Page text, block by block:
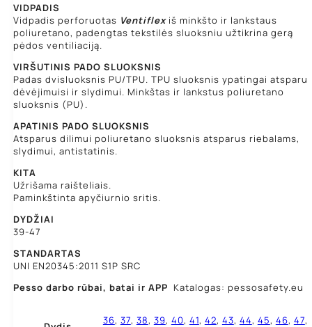
VIDPADIS
Vidpadis perforuotas Ventiflexiš minkšto ir lankstaus
poliuretano, padengtas tekstilės sluoksniu užtikrina gerą
pėdos ventiliaciją.
VIRŠUTINIS PADO SLUOKSNIS
Padas dvisluoksnis PU/TPU. TPU sluoksnis ypatingai
dėvėjimuisi ir slydimui. Minkštas ir lankstus poliuretano
sluoksnis (PU).
APATINIS PADO SLUOKSNIS
Atsparus dilimui poliuretano sluoksnis atsparus riebalams,
slydimui, antistatinis.
KITA
Užrišama raišteliais.
Paminkštinta apyčiurnio sritis.
DYDŽIAI
39-47
STANDARTAS
UNI EN20345:2011 S1P SRC
Pesso darbo rūbai, batai ir APP Katalogas: pessosafety.eu
36, 37, 38, 39, 40, 41, 42, 43, 44, 45, 46, 47,